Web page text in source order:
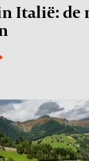
Italië: de